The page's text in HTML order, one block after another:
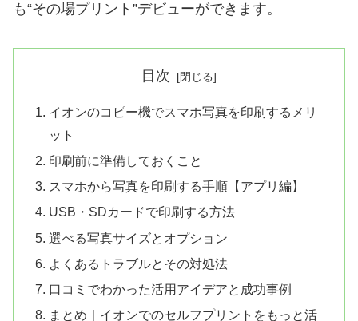
も“その場プリント”デビューができます。
目次
イオンのコピー機でスマホ写真を印刷するメリ
ット
印刷前に準備しておくこと
スマホから写真を印刷する手順【アプリ編】
USB・SDカードで印刷する方法
選べる写真サイズとオプション
よくあるトラブルとその対処法
口コミでわかった活用アイデアと成功事例
まとめ｜イオンでのセルフプリントをもっと活